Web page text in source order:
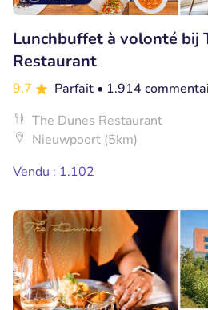
Lunchbuffet à volonté bij
Restaurant
9.7 Parfait • 1.914
The Dunes Restaurant
Nieuwpoort (5km)
Vendu : 1.102